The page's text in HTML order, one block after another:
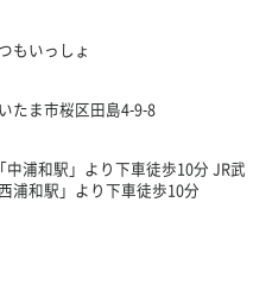
もいっしょ
たま市桜区田島4-9-8
中浦和駅」より下車徒歩10分 JR武
浦和駅」より下車徒歩10分